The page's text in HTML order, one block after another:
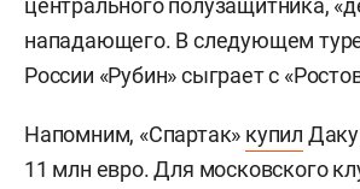
нападающего. В следующем
России «Рубин» сыграет с
Напомним, «Спартак» купил Даку
11 млн евро. Для московского